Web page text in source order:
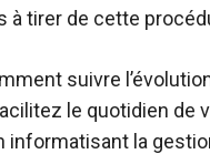
à tirer de cette
suivre
le quotidien de
informatisant la